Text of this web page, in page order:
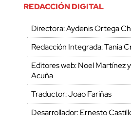
REDACCIÓN DIGITAL
Directora: Aydenis Ortega
Redacción Integrada: Tania
Editores web: Noel Martínez
Acuña
Traductor: Joao Fariñas
Desarrollador: Ernesto